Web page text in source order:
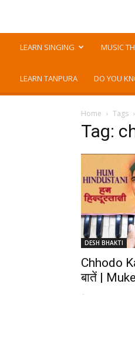
LEARN SINGING MUSIC
LEARN TANPURA DO YOU
Home Tags
Tag:
DESH BHAKTI
Chhodo
बातें |
-